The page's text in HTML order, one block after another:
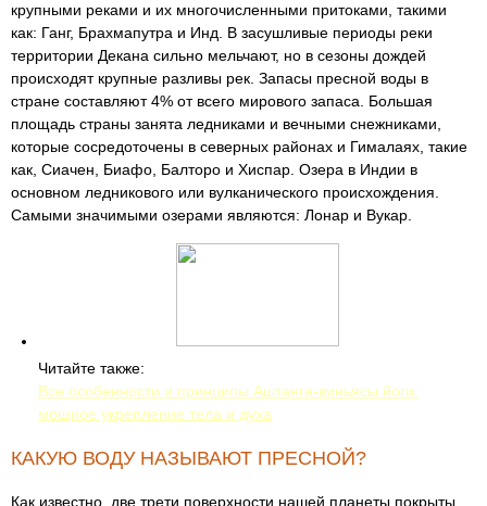
крупными реками и их многочисленными притоками, такими
как: Ганг, Брахмапутра и Инд. В засушливые периоды реки
территории Декана сильно мельчают, но в сезоны дождей
происходят крупные разливы рек. Запасы пресной воды в
стране составляют 4% от всего мирового запаса. Большая
площадь страны занята ледниками и вечными снежниками,
которые сосредоточены в северных районах и Гималаях, такие
как, Сиачен, Биафо, Балторо и Хиспар. Озера в Индии в
основном ледникового или вулканического происхождения.
Самыми значимыми озерами являются: Лонар и Вукар.
Читайте также:
Все особенности и принципы Аштанга-виньясы йоги:
мощное укрепление тела и духа
КАКУЮ ВОДУ НАЗЫВАЮТ ПРЕСНОЙ?
Как известно, две трети поверхности нашей планеты покрыты